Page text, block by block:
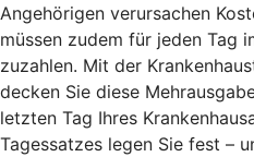
Angehörigen verursachen
müssen zudem für jeden Tag
zuzahlen. Mit der
decken Sie diese
letzten Tag Ihres
Tagessatzes legen Sie fest –